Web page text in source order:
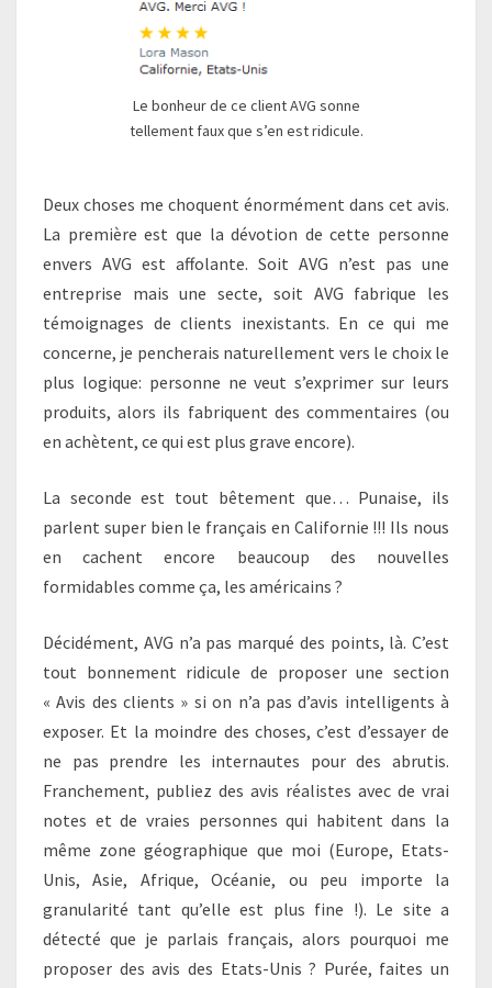
Le bonheur de ce client AVG sonne
tellement faux que s’en est ridicule.
Deux choses me choquent énormément dans cet avis.
La première est que la dévotion de cette personne
envers AVG est affolante. Soit AVG n’est pas une
entreprise mais une secte, soit AVG fabrique les
témoignages de clients inexistants. En ce qui me
concerne, je pencherais naturellement vers le choix le
plus logique: personne ne veut s’exprimer sur leurs
produits, alors ils fabriquent des commentaires (ou
en achètent, ce qui est plus grave encore).
La seconde est tout bêtement que… Punaise, ils
parlent super bien le français en Californie !!! Ils nous
en cachent encore beaucoup des nouvelles
formidables comme ça, les américains ?
Décidément, AVG n’a pas marqué des points, là. C’est
tout bonnement ridicule de proposer une section
« Avis des clients » si on n’a pas d’avis intelligents à
exposer. Et la moindre des choses, c’est d’essayer de
ne pas prendre les internautes pour des abrutis.
Franchement, publiez des avis réalistes avec de vrai
notes et de vraies personnes qui habitent dans la
même zone géographique que moi (Europe, Etats-
Unis, Asie, Afrique, Océanie, ou peu importe la
granularité tant qu’elle est plus fine !). Le site a
détecté que je parlais français, alors pourquoi me
proposer des avis des Etats-Unis ? Purée, faites un